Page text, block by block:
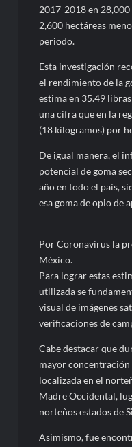
2017-2018 en
2,600 hectáreas
periodo.
Esta investigación
el rendimiento de la
estima en 35.49
una cifra que en la
(18 kilogramos) por
De igual manera, el
potencial de goma
año en todo el país,
esa goma de opio de
Por Coronavirus la
México.
Para lograr estas
utilizada se
visual de imágenes
verificaciones de
Cabe destacar que
mayor
localizada en el
Madre Occidental,
norteños estados de
Asimismo, fue